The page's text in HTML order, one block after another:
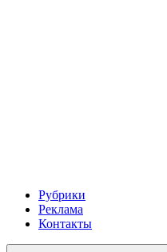
Рубрики
Реклама
Контакты